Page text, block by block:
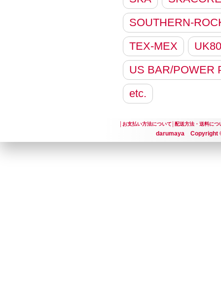
SOUTHERN-
TEX-MEX
US BAR/POWER
etc.
お支払い方法について│ 配送方法・送料につ
darumaya Copyright